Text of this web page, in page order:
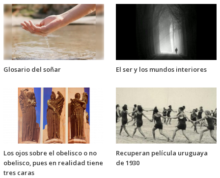
Glosario del soñar El ser y los mundos interiores
Los ojos sobre el obelisco o no
obelisco, pues en realidad tiene
tres caras
Recuperan película uruguaya
de 1930